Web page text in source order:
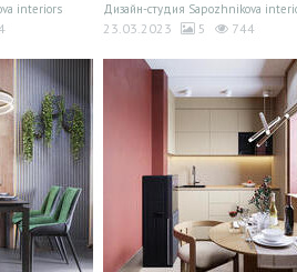
interiors Дизайн-студия Sapozhnikova
23.03.2023 5 744